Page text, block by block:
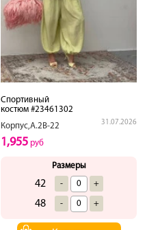
Спортивный
костюм #23461302
Корпус,А.2В-22
31.07.2026
1,955 руб
Размеры
42 - +
48 - +